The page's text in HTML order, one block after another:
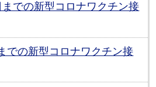
での新型コロナワクチン接
での新型コロナワクチン接